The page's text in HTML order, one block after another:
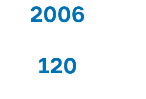
2006
120